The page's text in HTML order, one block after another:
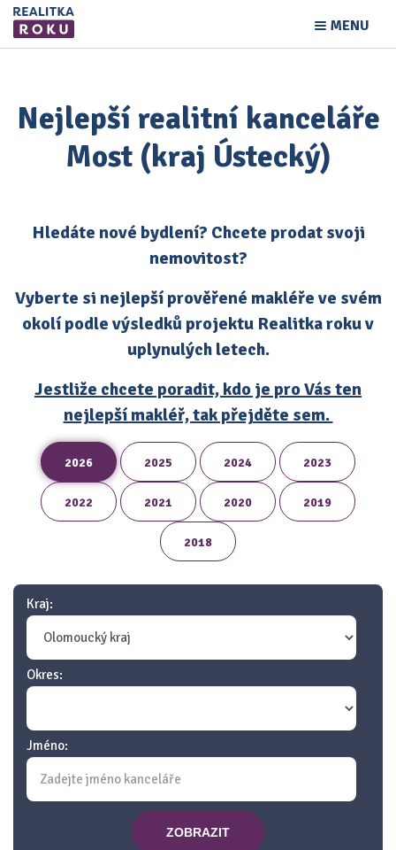
MENU
Nejlepší realitní kanceláře
Most (kraj Ústecký)
Hledáte nové bydlení? Chcete prodat svoji
nemovitost?
Vyberte si nejlepší prověřené makléře ve svém
okolí podle výsledků projektu Realitka roku v
uplynulých letech.
Jestliže chcete poradit, kdo je pro Vás ten
nejlepší makléř, tak přejděte sem.
2026 2025 2024 2023
2022 2021 2020 2019
2018
Kraj:
Okres:
Jméno:
ZOBRAZIT